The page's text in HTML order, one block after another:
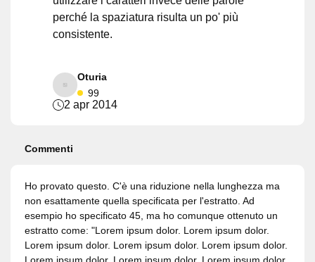
perché la spaziatura risulta un po' più
consistente.
Oturia
99
2 apr 2014
Commenti
Ho provato questo. C'è una riduzione nella lunghezza ma
non esattamente quella specificata per l'estratto. Ad
esempio ho specificato 45, ma ho comunque ottenuto un
estratto come: "Lorem ipsum dolor. Lorem ipsum dolor.
Lorem ipsum dolor. Lorem ipsum dolor. Lorem ipsum dolor.